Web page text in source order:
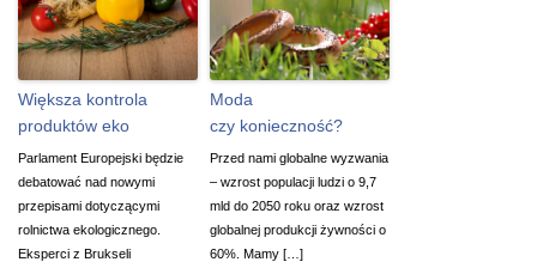
Większa kontrola
produktów eko
Parlament Europejski będzie
debatować nad nowymi
przepisami dotyczącymi
rolnictwa ekologicznego.
Eksperci z Brukseli
Moda
czy konieczność?
Przed nami globalne wyzwania
– wzrost populacji ludzi o 9,7
mld do 2050 roku oraz wzrost
globalnej produkcji żywności o
60%. Mamy […]